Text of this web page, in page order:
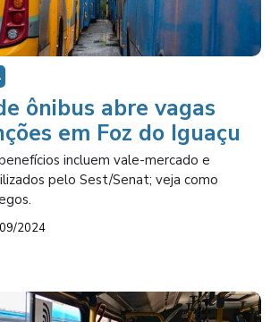
ônibus abre vagas
em Foz do Iguaçu
incluem vale-mercado e
pelo Sest/Senat; veja como
2024